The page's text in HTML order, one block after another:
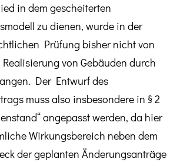
in dem gescheiterten
zu dienen, wurde in der
Prüfung bisher nicht von
von Gebäuden durch
Der Entwurf des
muss also insbesondere in § 2
angepasst werden, da hier
Wirkungsbereich neben dem
der geplanten Änderungsanträge